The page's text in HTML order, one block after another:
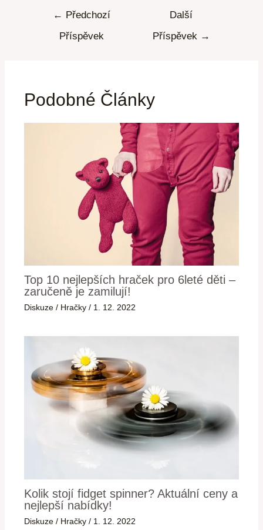
← Předchozí
Příspěvek
Další
Příspěvek →
Podobné Články
Top 10 nejlepších hraček pro 6leté děti –
zaručeně je zamilují!
Diskuze / Hračky / 1. 12. 2022
Kolik stojí fidget spinner? Aktuální ceny a
nejlepší nabídky!
Diskuze / Hračky / 1. 12. 2022